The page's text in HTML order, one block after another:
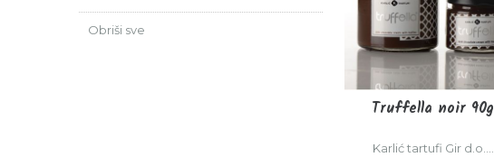
Truffella noir 90g
Karlić tartufi Gir d.o....
Obriši sve